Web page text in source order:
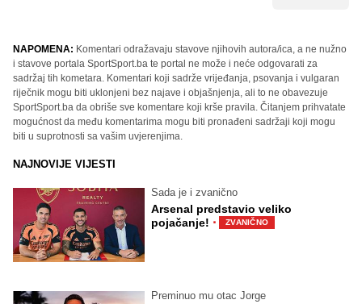
NAPOMENA: Komentari odražavaju stavove njihovih autora/ica, a ne nužno
i stavove portala SportSport.ba te portal ne može i neće odgovarati za
sadržaj tih kometara. Komentari koji sadrže vrijeđanja, psovanja i vulgaran
riječnik mogu biti uklonjeni bez najave i objašnjenja, ali to ne obavezuje
SportSport.ba da obriše sve komentare koji krše pravila. Čitanjem prihvatate
mogućnost da među komentarima mogu biti pronađeni sadržaji koji mogu
biti u suprotnosti sa vašim uvjerenjima.
NAJNOVIJE VIJESTI
Sada je i zvanično
Arsenal predstavio veliko
pojačanje! · ZVANIČNO
Preminuo mu otac Jorge